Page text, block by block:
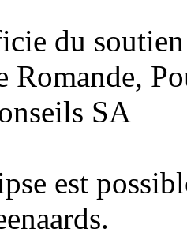
du
Romande,
SA
est